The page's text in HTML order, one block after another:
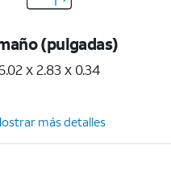
(pulgadas)
x 2.83 x 0.34
más detalles